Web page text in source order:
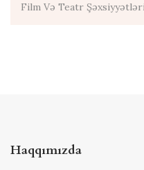
Film Və Teatr
Haqqımızda